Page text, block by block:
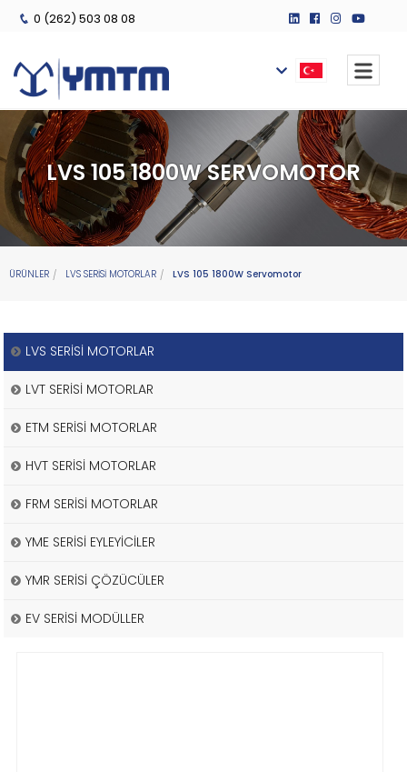
0 (262) 503 08 08
LVS 105 1800W SERVOMOTOR
ÜRÜNLER LVS SERİSİ MOTORLAR LVS 105 1800W Servomotor
LVS SERİSİ MOTORLAR
LVT SERİSİ MOTORLAR
ETM SERİSİ MOTORLAR
HVT SERİSİ MOTORLAR
FRM SERİSİ MOTORLAR
YME SERİSİ EYLEYİCİLER
YMR SERİSİ ÇÖZÜCÜLER
EV SERİSİ MODÜLLER